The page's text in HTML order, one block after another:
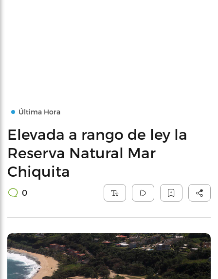
Última Hora
Elevada a rango de ley la
Reserva Natural Mar
Chiquita
0